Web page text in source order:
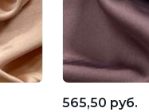
565,50 руб.